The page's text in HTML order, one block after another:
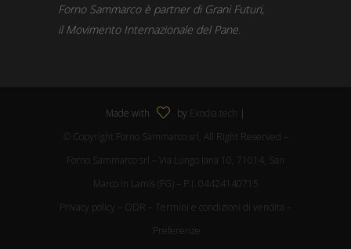
Forno Sammarco è partner di Grani Futuri,
il Movimento Internazionale del Pane.
Made with by Exodia.tech
© Copyright Forno Sammarco srl, All Right Reserved –
Forno Sammarco srl – Via Lungo Iana 10, 71014, San
Marco in Lamis (FG) – P.I. 04424140715
Privacy policy
ODR Termini e condizioni di vendita
Preferenze